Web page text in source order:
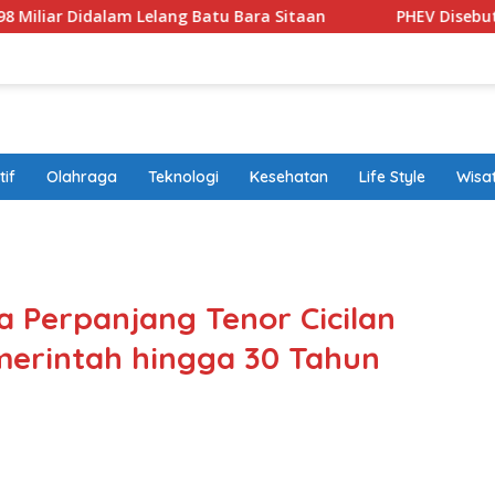
Lelang Batu Bara Sitaan PHEV Disebut Solusi
Olahraga Teknologi Kesehatan Life Style
Perpanjang Tenor Cicilan
hingga 30 Tahun